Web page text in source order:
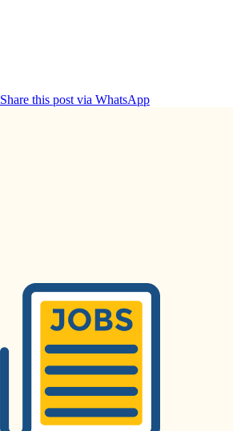
Share this post via WhatsApp